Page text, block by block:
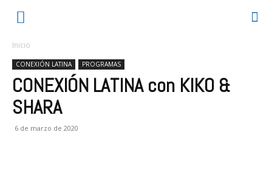
Inicio
CONEXIÓN LATINA PROGRAMAS
CONEXIÓN LATINA con KIKO &
SHARA
6 de marzo de 2020